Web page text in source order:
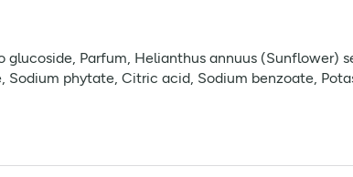
Parfum, Helianthus annuus (Sunflower)
phytate, Citric acid, Sodium benzoate,